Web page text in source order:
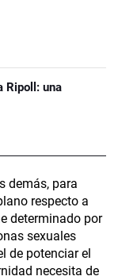
Ripoll: una
demás, para
respecto a
determinado por
sexuales
de potenciar el
necesita de